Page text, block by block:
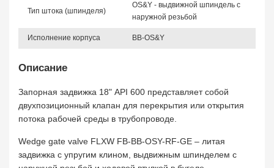
Тип штока (шпинделя)
OS&Y - выдвижной шпиндель с
наружной резьбой
Исполнение корпуса BB-OS&Y
Описание
Запорная задвижка 18" API 600 представляет собой
двухпозиционный клапан для перекрытия или открытия
потока рабочей среды в трубопроводе.
Wedge gate valve FLXW FB-BB-OSY-RF-GE – литая
задвижка с упругим клином, выдвижным шпинделем с